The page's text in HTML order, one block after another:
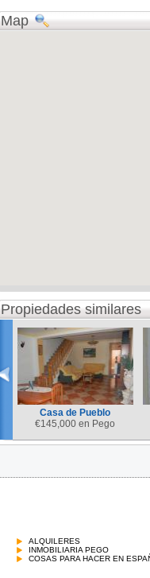
Map
Propiedades similares
Casa de Pueblo
€145,000 en Pego
ALQUILERES
INMOBILIARIA PEGO
COSAS PARA HACER EN